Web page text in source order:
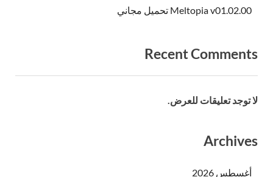
Meltopia v01.02.00 تحميل مجاني
Recent Comments
لا توجد تعليقات للعرض.
Archives
أغسطس 2026